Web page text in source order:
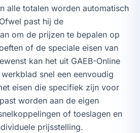
alle totalen worden automatisch
past hij de
om de prijzen te bepalen op
of de speciale eisen van
kan het uit GAEB-Online
snel een eenvoudig
eisen die specifiek zijn voor
worden aan de eigen
of toeslagen en
prijsstelling.